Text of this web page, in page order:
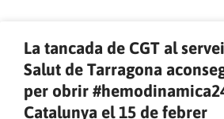
La tancada de CGT al
Salut de Tarragona
per obrir
Catalunya el 15 de febrer